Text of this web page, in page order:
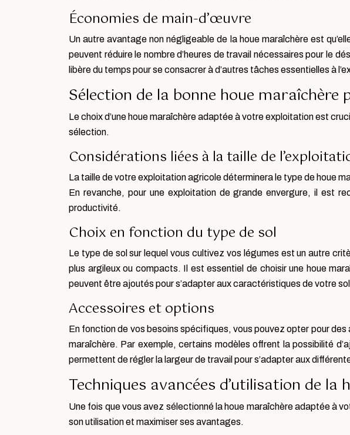
Économies de main-d’œuvre
Un autre avantage non négligeable de la houe maraîchère est
peuvent réduire le nombre d’heures de travail nécessaires pour le
libère du temps pour se consacrer à d’autres tâches essentielles à
Sélection de la bonne houe
Le choix d’une houe maraîchère adaptée à votre exploitation est
sélection.
Considérations liées à la taille de
La taille de votre exploitation agricole déterminera le type de houe
En revanche, pour une exploitation de grande envergure, il est
productivité.
Choix en fonction du type de sol
Le type de sol sur lequel vous cultivez vos légumes est un autre
plus argileux ou compacts. Il est essentiel de choisir une houe
peuvent être ajoutés pour s’adapter aux caractéristiques de votre
Accessoires et options
En fonction de vos besoins spécifiques, vous pouvez opter pour
maraîchère. Par exemple, certains modèles offrent la possibilité
permettent de régler la largeur de travail pour s’adapter aux
Techniques avancées d’utilisation de la
Une fois que vous avez sélectionné la houe maraîchère adaptée à
son utilisation et maximiser ses avantages.